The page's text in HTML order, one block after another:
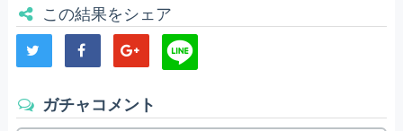
この結果をシェア
ガチャコメント